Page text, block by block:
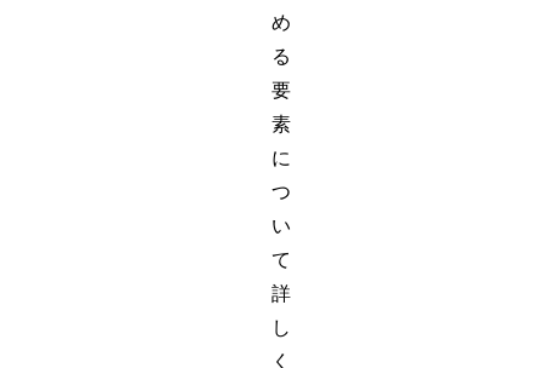
め
る
要
素
に
つ
い
て
詳
し
く